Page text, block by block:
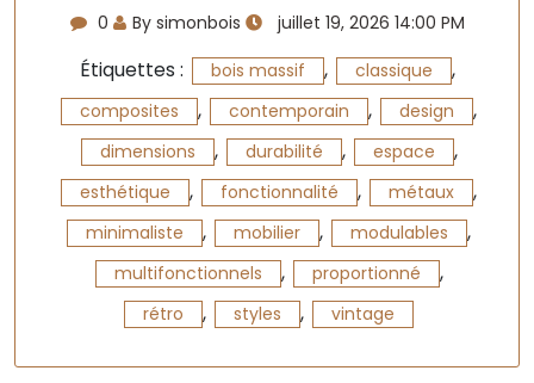
0 By simonbois juillet 19, 2026 14:00 PM
Étiquettes : bois massif , classique ,
composites , contemporain , design ,
dimensions , durabilité , espace ,
esthétique , fonctionnalité , métaux ,
minimaliste , mobilier , modulables ,
multifonctionnels , proportionné ,
rétro , styles , vintage